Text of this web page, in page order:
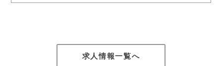
求人情報一覧へ